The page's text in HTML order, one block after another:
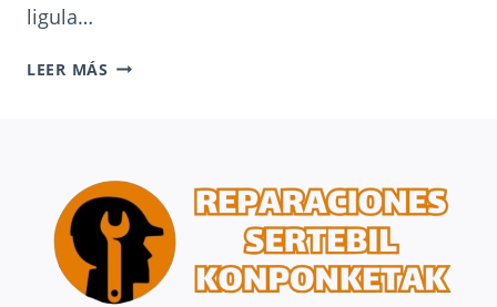
ligula…
LEER MÁS LAUNDRY
TIPS